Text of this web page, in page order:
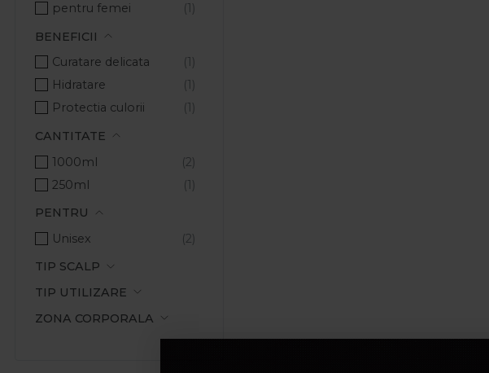
pentru femei
BENEFICII
Curatare delicata
Hidratare
Protectia culorii
CANTITATE
1000ml
250ml
PENTRU
Unisex
TIP SCALP
TIP UTILIZARE
ZONA CORPORALA